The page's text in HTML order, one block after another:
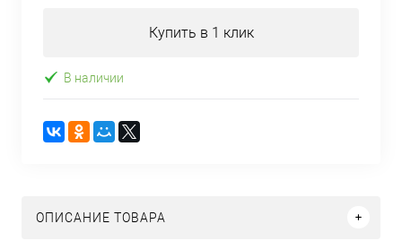
Купить в 1 клик
В наличии
ОПИСАНИЕ ТОВАРА